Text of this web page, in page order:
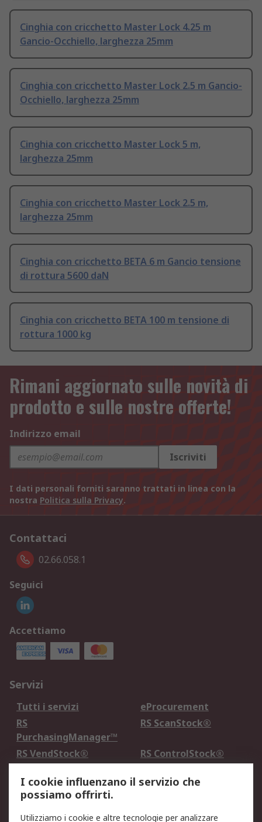
Cinghia con cricchetto Master Lock 4.25 m
Gancio-Occhiello, larghezza 25mm
Cinghia con cricchetto Master Lock 2.5 m Gancio-
Occhiello, larghezza 25mm
Cinghia con cricchetto Master Lock 5 m,
larghezza 25mm
Cinghia con cricchetto Master Lock 2.5 m,
larghezza 25mm
Cinghia con cricchetto BETA 6 m Gancio tensione
di rottura 5600 daN
Cinghia con cricchetto BETA 100 m tensione di
rottura 1000 kg
Rimani aggiornato sulle novità di
prodotto e sulle nostre offerte!
Indirizzo email
Iscriviti
I dati personali forniti saranno trattati in linea con la
nostra Politica sulla Privacy.
Contattaci
02.66.058.1
Seguici
Accettiamo
Servizi
Tutti i servizi
eProcurement
RS
PurchasingManager™
RS ScanStock®
RS VendStock®
RS ControlStock®
Legale
I cookie influenzano il servizio che
possiamo offrirti.
Utilizziamo i cookie e altre tecnologie per analizzare